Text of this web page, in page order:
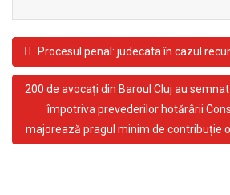
Procesul penal: judecata în cazul
200 de avocați din Baroul Cluj au
împotriva prevederilor hotărârii
majorează pragul minim de contribuție